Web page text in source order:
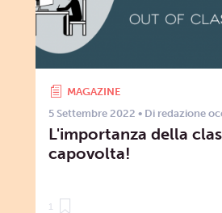
MAGAZINE
5 Settembre 2022 • Di redazione
L'importanza della
capovolta!
1